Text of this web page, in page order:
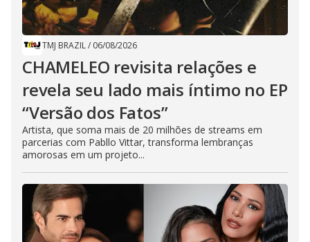
TMJ BRAZIL/ 06/08/2026
CHAMELEO revisita relações e
revela seu lado mais íntimo no EP
“Versão dos Fatos”
Artista, que soma mais de 20 milhões de streams em
parcerias com Pabllo Vittar, transforma lembranças
amorosas em um projeto...